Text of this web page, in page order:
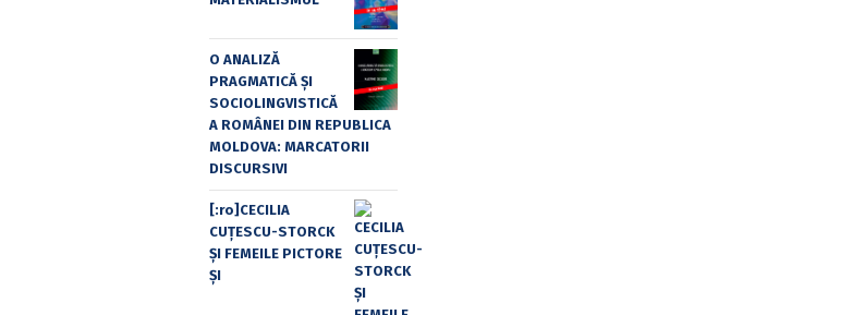
O ANALIZĂ
PRAGMATICĂ ȘI
SOCIOLINGVISTICĂ
A ROMÂNEI DIN REPUBLICA
MOLDOVA: MARCATORII
DISCURSIVI
[:ro]CECILIA
CUŢESCU-STORCK
ŞI FEMEILE PICTORE
ŞI